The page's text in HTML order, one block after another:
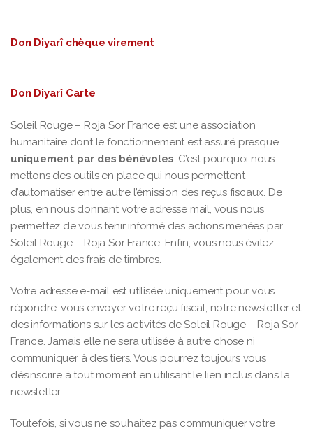
Don Diyarî chèque virement
Don Diyarî Carte
Soleil Rouge – Roja Sor France est une association
humanitaire dont le fonctionnement est assuré presque
uniquement par des bénévoles. C’est pourquoi nous
mettons des outils en place qui nous permettent
d’automatiser entre autre l’émission des reçus fiscaux. De
plus, en nous donnant votre adresse mail, vous nous
permettez de vous tenir informé des actions menées par
Soleil Rouge – Roja Sor France. Enfin, vous nous évitez
également des frais de timbres.
Votre adresse e-mail est utilisée uniquement pour vous
répondre, vous envoyer votre reçu fiscal, notre newsletter et
des informations sur les activités de Soleil Rouge – Roja Sor
France. Jamais elle ne sera utilisée à autre chose ni
communiquer à des tiers. Vous pourrez toujours vous
désinscrire à tout moment en utilisant le lien inclus dans la
newsletter.
Toutefois, si vous ne souhaitez pas communiquer votre